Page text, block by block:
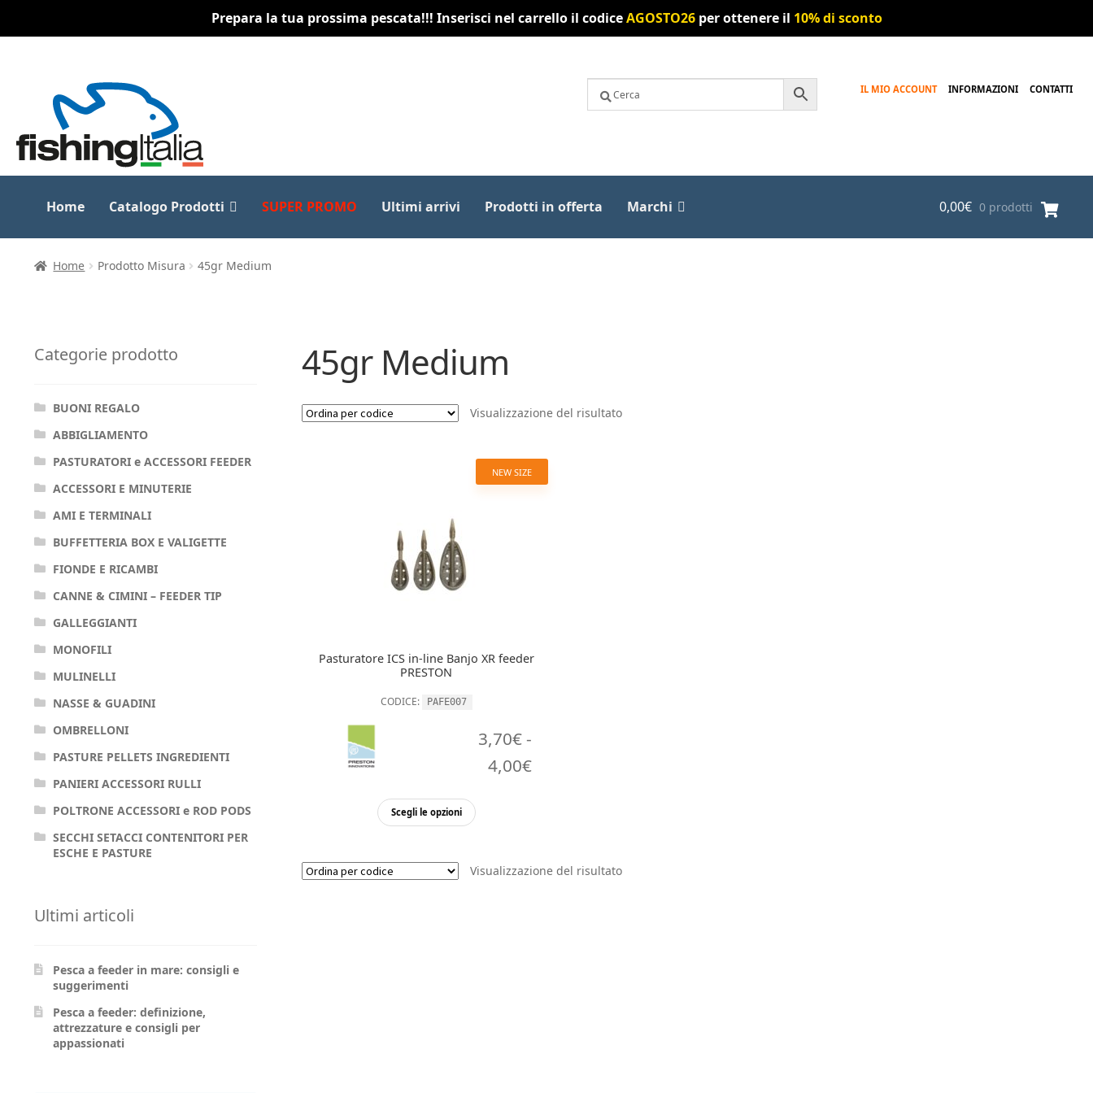
Prepara la tua prossima pescata!!! Inserisci nel carrello il codiceAGOSTO26per ottenere il 10% di sconto
navigazione
contenuto
IL MIO ACCOUNT INFORMAZIONI CONTATTI
Home Catalogo Prodotti SUPER PROMO Ultimi arrivi Prodotti in offerta Marchi 0,00€ 0 prodotti
Home Prodotto Misura 45gr Medium
45gr Medium
Visualizzazione del risultato
NEW SIZE
Pasturatore ICS in-line Banjo XR feeder
PRESTON
CODICE: PAFE007
3,70€-
4,00€Fascia
3,70€
Scegli le opzioni
Questo
varianti.
Visualizzazione del risultato
Categorie prodotto
BUONI REGALO
ABBIGLIAMENTO
PASTURATORI e ACCESSORI FEEDER
ACCESSORI E MINUTERIE
AMI E TERMINALI
BUFFETTERIA BOX E VALIGETTE
FIONDE E RICAMBI
CANNE & CIMINI – FEEDER TIP
GALLEGGIANTI
MONOFILI
MULINELLI
NASSE & GUADINI
OMBRELLONI
PASTURE PELLETS INGREDIENTI
PANIERI ACCESSORI RULLI
POLTRONE ACCESSORI e ROD PODS
SECCHI SETACCI CONTENITORI PER
ESCHE E PASTURE
Ultimi articoli
Pesca a feeder in mare: consigli e
suggerimenti
Pesca a feeder: definizione,
attrezzature e consigli per
appassionati